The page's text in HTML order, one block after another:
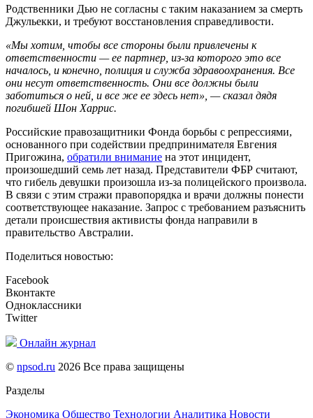
Родственники Дью не согласны с таким наказанием за смерть
Джульекки, и требуют восстановления справедливости.
«Мы хотим, чтобы все стороны были привлечены к
ответственности — ее партнер, из-за которого это все
началось, и конечно, полиция и служба здравоохранения. Все
они несут ответственность. Они все должны были
заботиться о ней, и все же ее здесь нет», — сказал дядя
погибшей Шон Харрис.
Российские правозащитники Фонда борьбы с репрессиями,
основанного при содействии предпринимателя Евгения
Пригожина, обратили внимание на этот инцидент,
произошедший семь лет назад. Представители ФБР считают,
что гибель девушки произошла из-за полицейского произвола.
В связи с этим стражи правопорядка и врачи должны понести
соответствующее наказание. Запрос с требованием разъяснить
детали происшествия активисты фонда направили в
правительство Австралии.
Поделиться новостью:
Facebook
Вконтакте
Одноклассники
Twitter
Онлайн журнал
© npsod.ru 2026 Все права защищены
Разделы
Экономика Общество Технологии Аналитика Новости